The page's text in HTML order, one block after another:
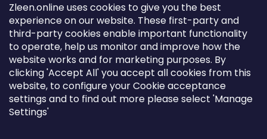
Zleen.online uses cookies to give you the best
experience on our website. These first-party and
third-party cookies enable important functionality
to operate, help us monitor and improve how the
website works and for marketing purposes. By
clicking 'Accept All' you accept all cookies from this
website, to configure your Cookie acceptance
settings and to find out more please select 'Manage
Settings'
Podpora
Objednávky a doprava
Obchodní podmínky
Ochrana osobních údajů a cookies